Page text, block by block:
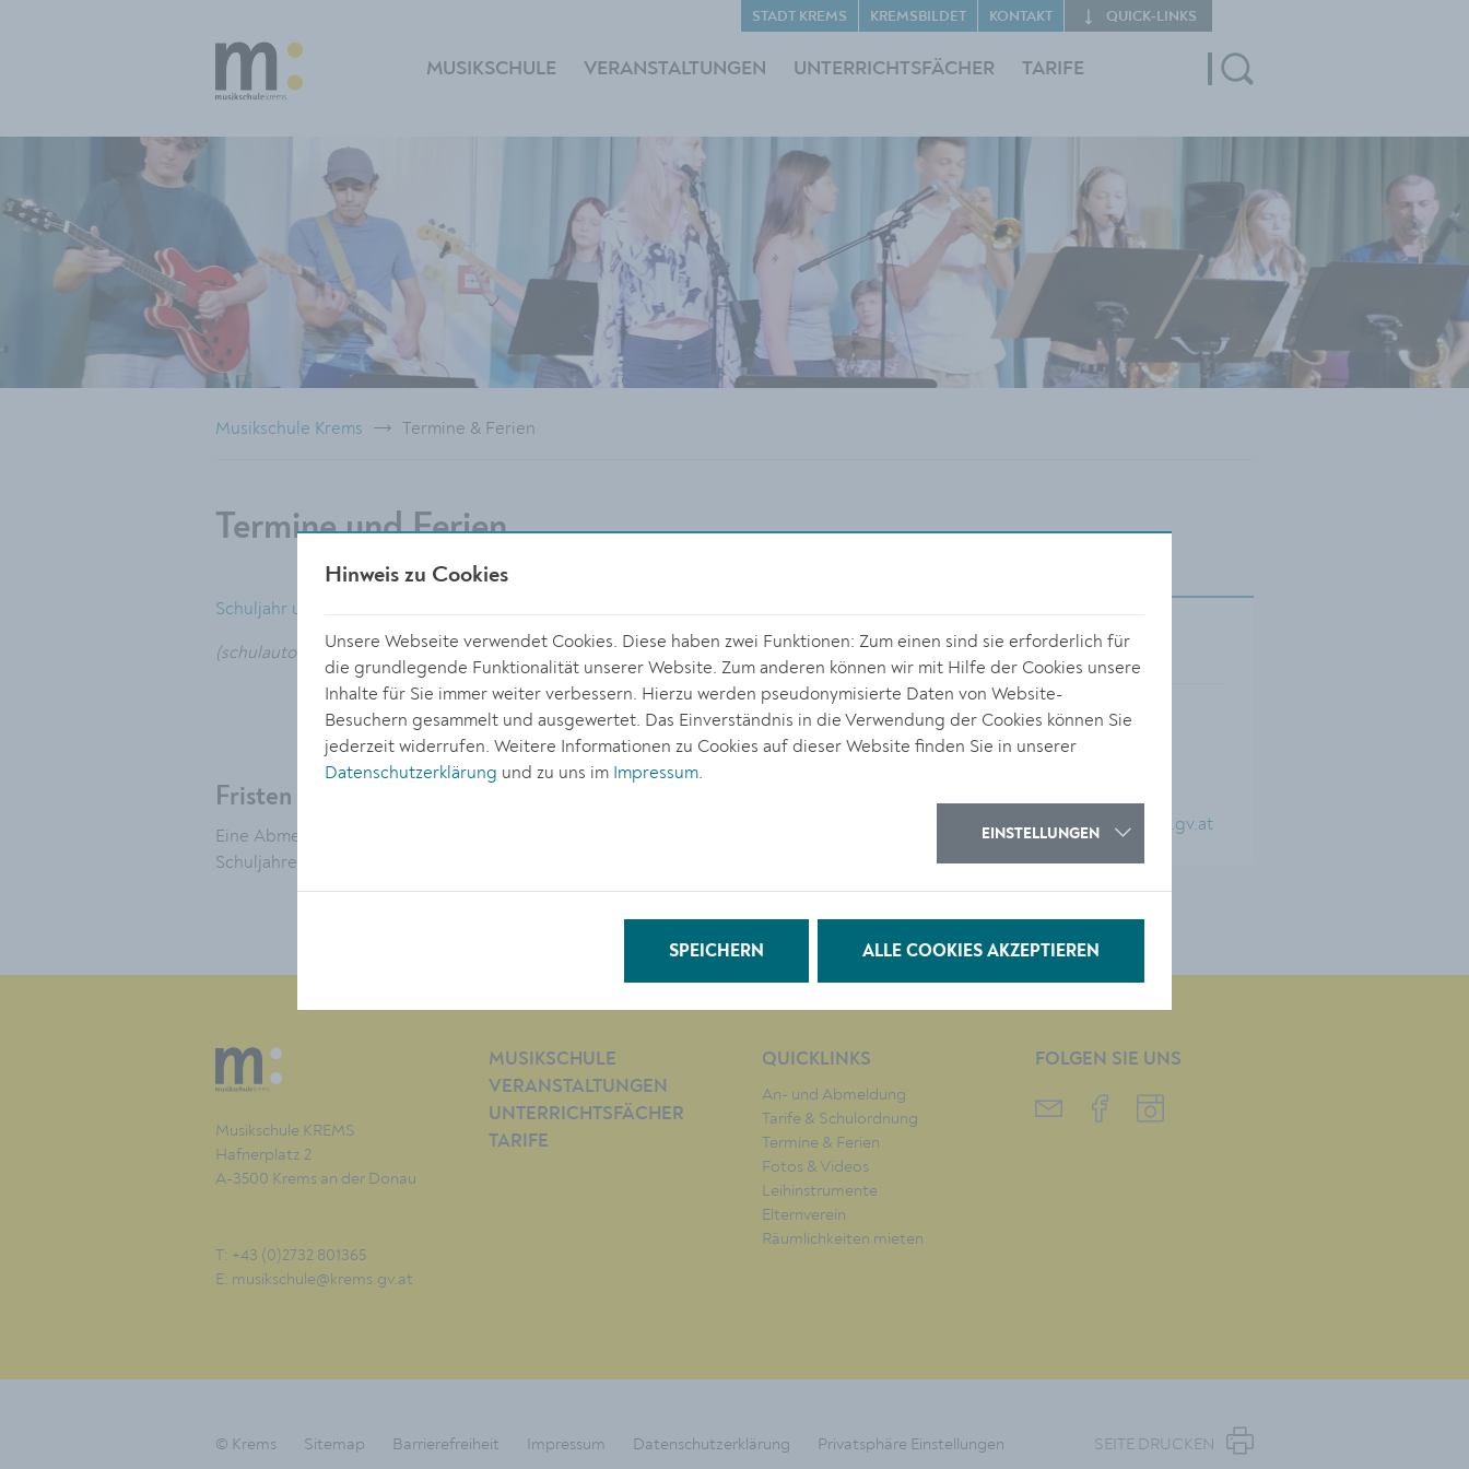
MUSIKSCHULE VERANSTALTUNGEN UNTERRICHTSFÄCHER TARIFE
STADT KREMS KREMSBILDET KONTAKT QUICK‑LINKS
Musikschule Krems Termine & Ferien
Termine und Ferien
Schuljahr und schulfreie Tage
(schulautonom freie Tage laut Statut für Musikschulen mit Öffentlichkeitsrecht)
Fristen
Eine Abmeldung vom Musikschulunterricht muss bis spätestens 31. Mai des laufenden
Schuljahres erfolgen!
Kontakt
Hafnerplatz 2
3500 Krems
musikschule@krems.gv.at
Musikschule KREMS
Hafnerplatz 2
A-3500 Krems an der Donau
T: +43 (0)2732 801365
E: musikschule@krems.gv.at
MUSIKSCHULE
VERANSTALTUNGEN
UNTERRICHTSFÄCHER
TARIFE
QUICKLINKS
An- und Abmeldung
Tarife & Schulordnung
Termine & Ferien
Fotos & Videos
Leihinstrumente
Elternverein
Räumlichkeiten mieten
FOLGEN SIE UNS
© Krems Sitemap Barrierefreiheit Impressum Datenschutzerklärung Privatsphäre Einstellungen SEITE DRUCKEN
Hinweis zu Cookies
Unsere Webseite verwendet Cookies. Diese haben zwei Funktionen: Zum einen sind sie erforderlich für
die grundlegende Funktionalität unserer Website. Zum anderen können wir mit Hilfe der Cookies unsere
Inhalte für Sie immer weiter verbessern. Hierzu werden pseudonymisierte Daten von Website-
Besuchern gesammelt und ausgewertet. Das Einverständnis in die Verwendung der Cookies können Sie
jederzeit widerrufen. Weitere Informationen zu Cookies auf dieser Website finden Sie in unserer
Datenschutzerklärung und zu uns im Impressum.
EINSTELLUNGEN
SPEICHERN ALLE COOKIES AKZEPTIEREN